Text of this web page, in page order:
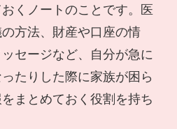
くノートのことです。医
方法、財産や口座の情
セージなど、自分が急に
たりした際に家族が困ら
まとめておく役割を持ち